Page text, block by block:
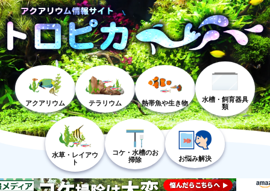
アクアリウム テラリウム 熱帯魚や生き物
水槽・飼育器具
類
水草・レイアウ
ト
コケ・水槽のお
掃除
お悩み解決